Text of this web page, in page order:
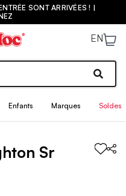
SONT ARRIVÉES ! |
EN
Enfants Marques Soldes
Sr